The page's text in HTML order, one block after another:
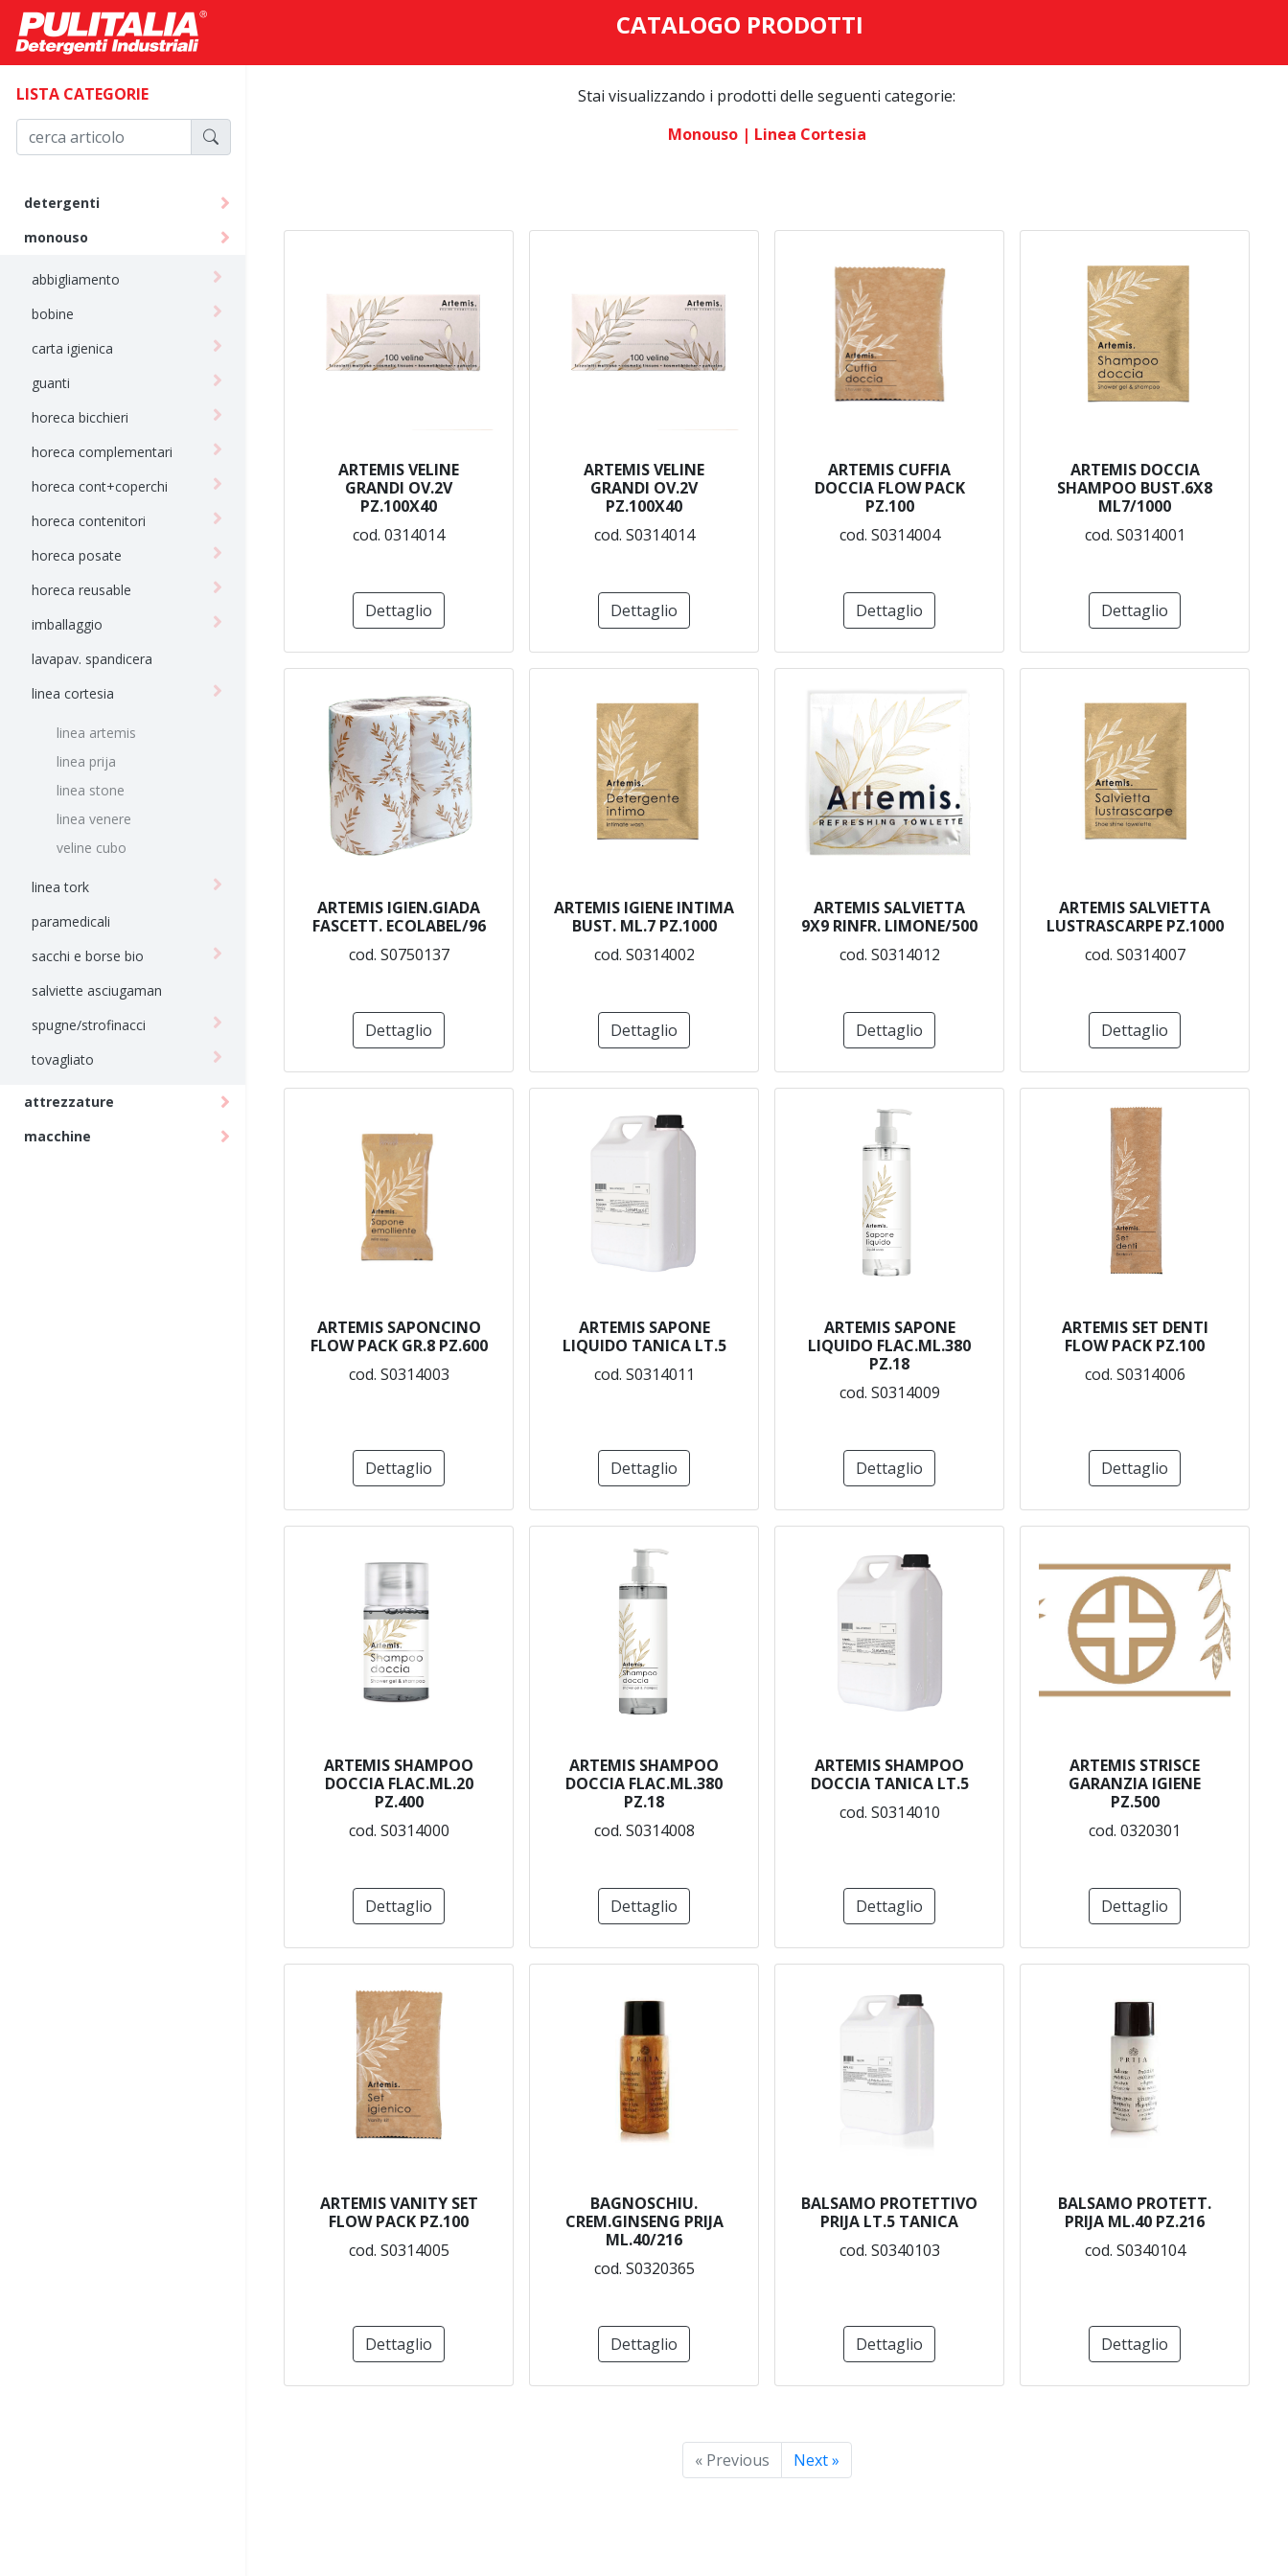
CATALOGO PRODOTTI
LISTA CATEGORIE
detergenti
monouso
abbigliamento
bobine
carta igienica
guanti
horeca bicchieri
horeca complementari
horeca cont+coperchi
horeca contenitori
horeca posate
horeca reusable
imballaggio
lavapav. spandicera
linea cortesia
linea artemis
linea prija
linea stone
linea venere
veline cubo
linea tork
paramedicali
sacchi e borse bio
salviette asciugaman
spugne/strofinacci
tovagliato
attrezzature
macchine
Stai visualizzando i prodotti delle seguenti categorie:
Monouso | Linea Cortesia
ARTEMIS VELINE
GRANDI OV.2V
PZ.100X40
cod. 0314014
Dettaglio
ARTEMIS VELINE
GRANDI OV.2V
PZ.100X40
cod. S0314014
Dettaglio
ARTEMIS CUFFIA
DOCCIA FLOW PACK
PZ.100
cod. S0314004
Dettaglio
ARTEMIS DOCCIA
SHAMPOO BUST.6X8
ML7/1000
cod. S0314001
Dettaglio
ARTEMIS IGIEN.GIADA
FASCETT. ECOLABEL/96
cod. S0750137
Dettaglio
ARTEMIS IGIENE INTIMA
BUST. ML.7 PZ.1000
cod. S0314002
Dettaglio
ARTEMIS SALVIETTA
9X9 RINFR. LIMONE/500
cod. S0314012
Dettaglio
ARTEMIS SALVIETTA
LUSTRASCARPE PZ.1000
cod. S0314007
Dettaglio
ARTEMIS SAPONCINO
FLOW PACK GR.8 PZ.600
cod. S0314003
Dettaglio
ARTEMIS SAPONE
LIQUIDO TANICA LT.5
cod. S0314011
Dettaglio
ARTEMIS SAPONE
LIQUIDO FLAC.ML.380
PZ.18
cod. S0314009
Dettaglio
ARTEMIS SET DENTI
FLOW PACK PZ.100
cod. S0314006
Dettaglio
ARTEMIS SHAMPOO
DOCCIA FLAC.ML.20
PZ.400
cod. S0314000
Dettaglio
ARTEMIS SHAMPOO
DOCCIA FLAC.ML.380
PZ.18
cod. S0314008
Dettaglio
ARTEMIS SHAMPOO
DOCCIA TANICA LT.5
cod. S0314010
Dettaglio
ARTEMIS STRISCE
GARANZIA IGIENE
PZ.500
cod. 0320301
Dettaglio
ARTEMIS VANITY SET
FLOW PACK PZ.100
cod. S0314005
Dettaglio
BAGNOSCHIU.
CREM.GINSENG PRIJA
ML.40/216
cod. S0320365
Dettaglio
BALSAMO PROTETTIVO
PRIJA LT.5 TANICA
cod. S0340103
Dettaglio
BALSAMO PROTETT.
PRIJA ML.40 PZ.216
cod. S0340104
Dettaglio
« Previous Next »